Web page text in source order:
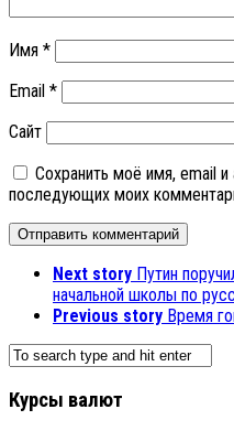
Имя *
Email *
Сайт
Сохранить моё имя, email
последующих моих
Next story Путин
начальной школы по
Previous story Время
Курсы валют